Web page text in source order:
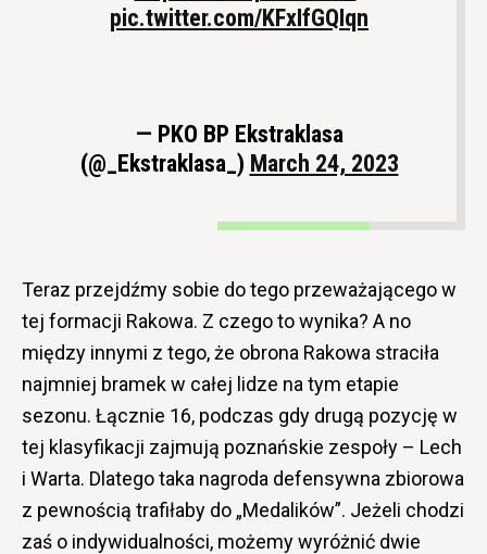
pic.twitter.com/KFxIfGQIqn
— PKO BP Ekstraklasa
(@_Ekstraklasa_) March 24, 2023
Teraz przejdźmy sobie do tego przeważającego w
tej formacji Rakowa. Z czego to wynika? A no
między innymi z tego, że obrona Rakowa straciła
najmniej bramek w całej lidze na tym etapie
sezonu. Łącznie 16, podczas gdy drugą pozycję w
tej klasyfikacji zajmują poznańskie zespoły – Lech
i Warta. Dlatego taka nagroda defensywna zbiorowa
z pewnością trafiłaby do „Medalików”. Jeżeli chodzi
zaś o indywidualności, możemy wyróżnić dwie